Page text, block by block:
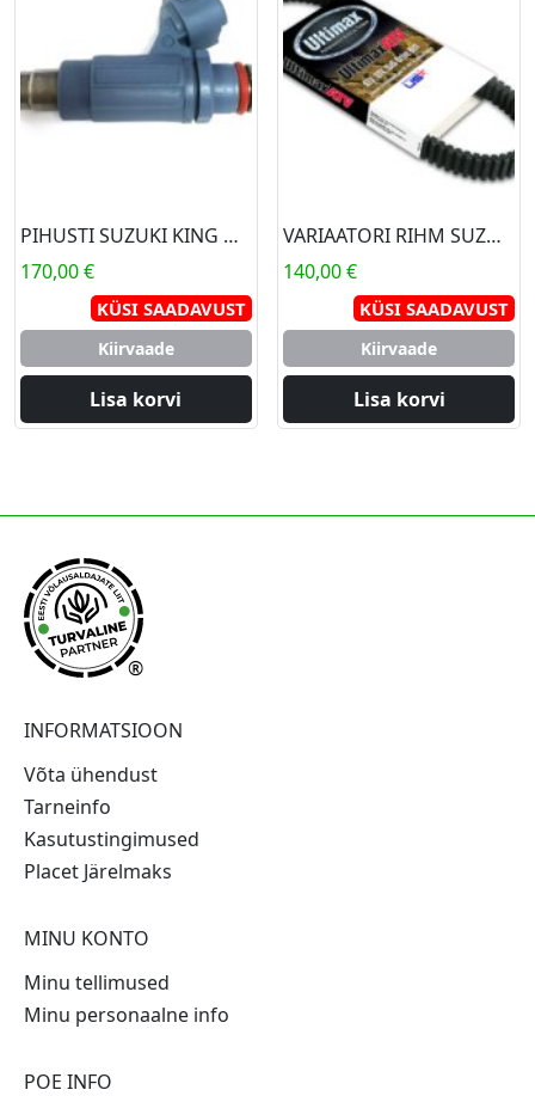
PIHUSTI SUZUKI KING QUAD
170,00€
KÜSI SAADAVUST
Kiirvaade
Lisa korvi
VARIAATORI RIHM SUZUKI KING QUAD
140,00€
KÜSI SAADAVUST
Kiirvaade
Lisa korvi
®
INFORMATSIOON
Võta ühendust
Tarneinfo
Kasutustingimused
Placet Järelmaks
MINU KONTO
Minu tellimused
Minu personaalne info
POE INFO